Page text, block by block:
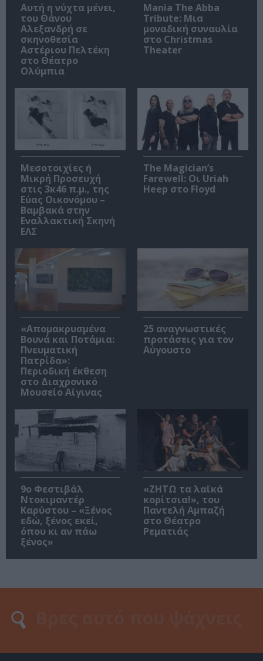
Αυτή η νύχτα μένει,
του Θάνου
Αλεξανδρή σε
σκηνοθεσία
Αστέριου Πελτέκη
στο Θέατρο
Ολύμπια
Mania The Abba
Tribute: Μια
μοναδική συναυλία
στο Christmas
Theater
Μεσοτοιχίες ή
Μικρή Προσευχή
στις 3κ46 π.μ., της
Εύας Οικονόμου –
Βαμβακά στην
Εναλλακτική Σκηνή
ΕΛΣ
The Magician’s
Farewell: Οι Uriah
Heep στο Floyd
«Απομακρυσμένα
Βουνά και Ποτάμια:
Πνευματική
Πατρίδα»:
Περιοδική έκθεση
στο Διαχρονικό
Μουσείο Αίγινας
25 αναγνωστικές
προτάσεις για τον
Αύγουστο
9ο Φεστιβάλ
Ντοκιμαντέρ
Καρύστου – «Ξένος
εδώ, ξένος εκεί,
όπου κι αν πάω
ξένος»
«ΖΗΤΩ τα λαϊκά
κορίτσια!», του
Παντελή Αμπαζή
στο Θέατρο
Ρεματιάς